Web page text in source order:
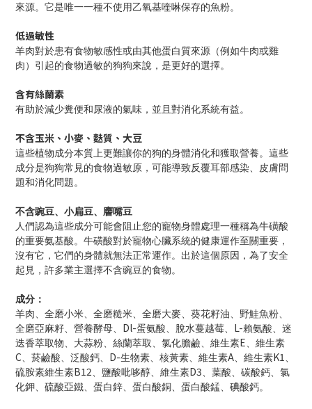
來源。它是唯一一種不使用乙氧基喹啉保存的魚粉。
低過敏性
羊肉對於患有食物敏感性或由其他蛋白質來源（例如牛肉或雞
肉）引起的食物過敏的狗狗來說，是更好的選擇。
含有絲蘭素
有助於減少糞便和尿液的氣味，並且對消化系統有益。
不含玉米、小麥、麩質、大豆
這些植物成分本質上更難讓你的狗的身體消化和獲取營養。這些
成分是狗狗常見的食物過敏原，可能導致反覆耳部感染、皮膚問
題和消化問題。
不含豌豆、小扁豆、譍嘴豆
人們認為這些成分可能會阻止您的寵物身體處理一種稱為牛磺酸
的重要氨基酸。牛磺酸對於寵物心臟系統的健康運作至關重要，
沒有它，它們的身體就無法正常運作。出於這個原因，為了安全
起見，許多業主選擇不含豌豆的食物。
成分：
羊肉、全磨小米、全磨糙米、全磨大麥、葵花籽油、野鮭魚粉、
全磨亞麻籽、營養酵母、 Dl-蛋氨酸、脫水蔓越莓、 L-賴氨酸、迷
迭香萃取物、大蒜粉、絲蘭萃取、氯化膽鹼、維生素E、維生素
C、菸鹼酸、泛酸鈣、 D-生物素、核黃素、維生素A、維生素K1、
硫胺素維生素B12、鹽酸吡哆醇、維生素D3、葉酸、碳酸鈣、氯
化鉀、硫酸亞鐵、蛋白鋅、蛋白酸銅、蛋白酸錳、碘酸鈣。